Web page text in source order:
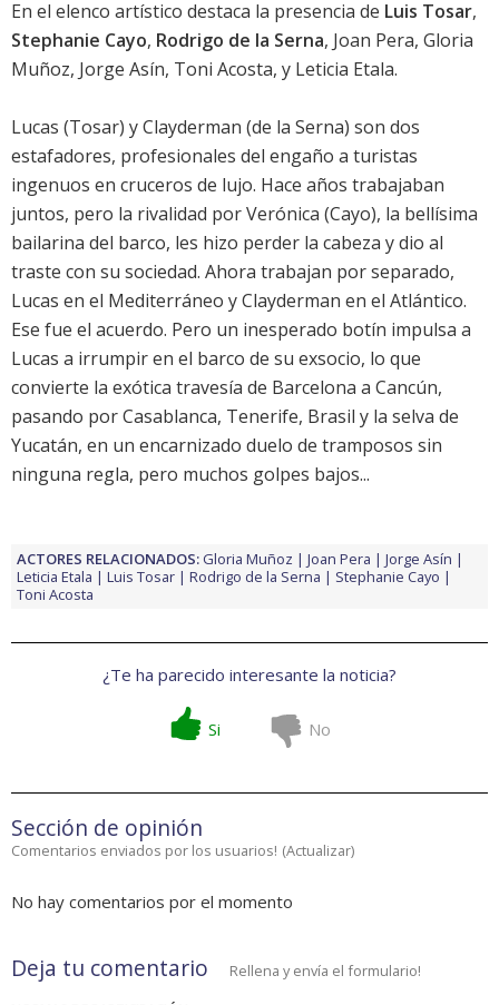
En el elenco artístico destaca la presencia de Luis Tosar,
Stephanie Cayo, Rodrigo de la Serna, Joan Pera, Gloria
Muñoz, Jorge Asín, Toni Acosta, y Leticia Etala.
Lucas (Tosar) y Clayderman (de la Serna) son dos
estafadores, profesionales del engaño a turistas
ingenuos en cruceros de lujo. Hace años trabajaban
juntos, pero la rivalidad por Verónica (Cayo), la bellísima
bailarina del barco, les hizo perder la cabeza y dio al
traste con su sociedad. Ahora trabajan por separado,
Lucas en el Mediterráneo y Clayderman en el Atlántico.
Ese fue el acuerdo. Pero un inesperado botín impulsa a
Lucas a irrumpir en el barco de su exsocio, lo que
convierte la exótica travesía de Barcelona a Cancún,
pasando por Casablanca, Tenerife, Brasil y la selva de
Yucatán, en un encarnizado duelo de tramposos sin
ninguna regla, pero muchos golpes bajos...
ACTORES RELACIONADOS: Gloria Muñoz Joan Pera
Jorge Asín
Leticia Etala
Luis Tosar Rodrigo de la Serna
Stephanie Cayo
Toni Acosta
¿Te ha parecido interesante la noticia?
Si No
Sección de opinión
Comentarios enviados por los usuarios! (Actualizar)
No hay comentarios por el momento
Deja tu comentario Rellena y envía el formulario!